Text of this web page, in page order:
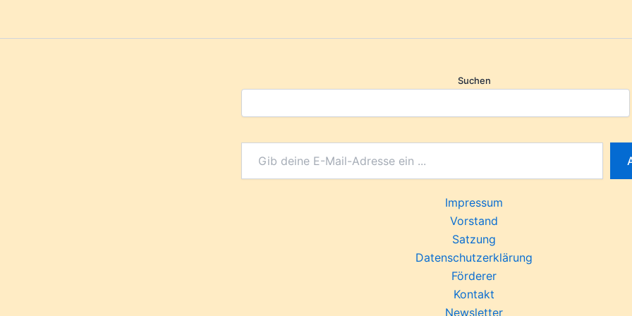
Suchen
Impressum
Vorstand
Satzung
Datenschutzerklärung
Förderer
Kontakt
Newsletter